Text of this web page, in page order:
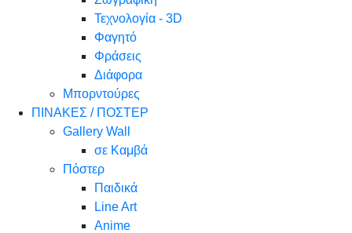
Τεχνολογία - 3D
Φαγητό
Φράσεις
Διάφορα
Μπορντούρες
ΠΙΝΑΚΕΣ / ΠΟΣΤΕΡ
Gallery Wall
σε Καμβά
Πόστερ
Παιδικά
Line Art
Anime